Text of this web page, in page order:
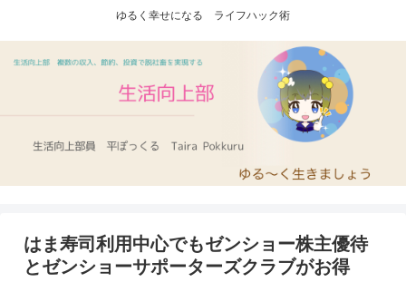
ゆるく幸せになる ライフハック術
はま寿司利用中心でもゼンショー株主優待
とゼンショーサポーターズクラブがお得